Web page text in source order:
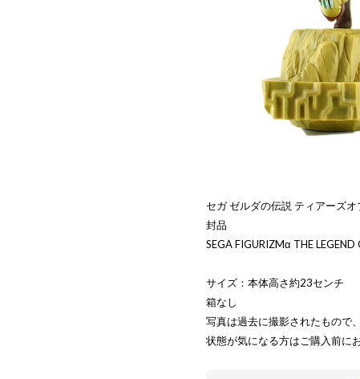
セガ ゼルダの伝説 ティアーズ
封品
SEGA FIGURIZMα THE
サイズ：本体高さ約23センチ
箱なし
写真は過去に撮影されたもので
状態が気になる方はご購入前に